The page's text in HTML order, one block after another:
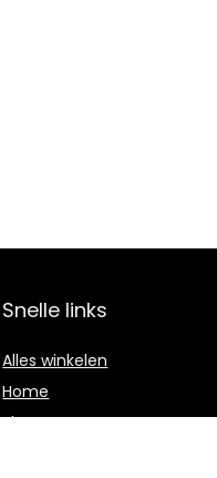
Snelle links
Alles winkelen
Home
Blogs